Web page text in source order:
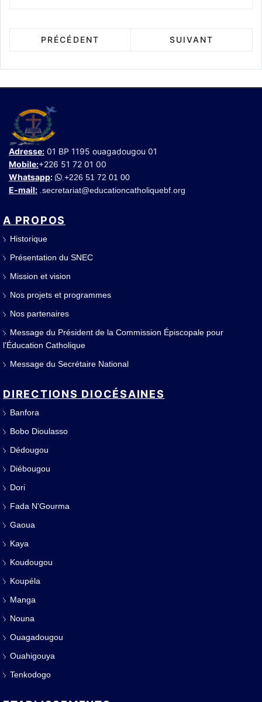
PRÉCÉDENT SUIVANT
Adresse: 01 BP 1195 ouagadougou 01
Mobile:+226 51 72 01 00
Whatsapp: +226 51 72 01 00
E-mail: secretariat@educationcatholiquebf.org
A PROPOS
Historique
Présentation du SNEC
Mission et vision
Nos projets et programmes
Nos partenaires
Message du Président de la Commission Épiscopale pour
l'Éducation Catholique
Message du Secrétaire National
DIRECTIONS DIOCÉSAINES
Banfora
Bobo Dioulasso
Dédougou
Diébougou
Dori
Fada N'Gourma
Gaoua
Kaya
Koudougou
Koupéla
Manga
Nouna
Ouagadougou
Ouahigouya
Tenkodogo